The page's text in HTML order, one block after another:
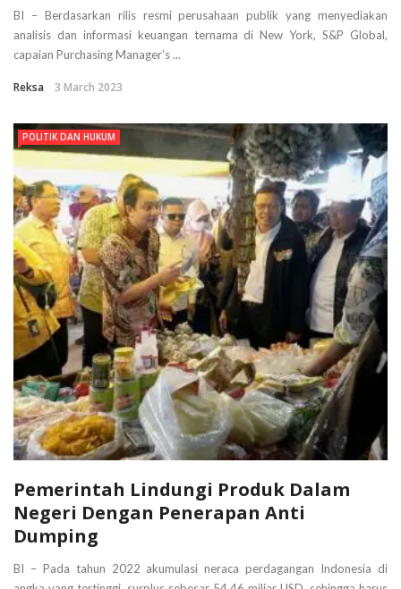
BI – Berdasarkan rilis resmi perusahaan publik yang menyediakan
analisis dan informasi keuangan ternama di New York, S&P Global,
capaian Purchasing Manager’s ...
Reksa 3 March 2023
POLITIK DAN HUKUM
Pemerintah Lindungi Produk Dalam
Negeri Dengan Penerapan Anti
Dumping
BI – Pada tahun 2022 akumulasi neraca perdagangan Indonesia di